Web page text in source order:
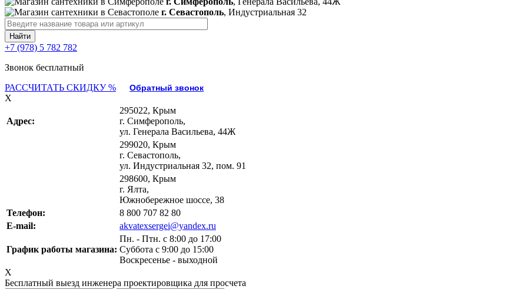
г. Севастополь, Индустриальная 32
+7 (978) 5 782 782
Звонок бесплатный
РАССЧИТАТЬ СКИДКУ %
Обратный звонок
X
Адрес:
295022, Крым
г. Симферополь,
ул. Генерала Васильева, 44Ж
299020, Крым
г. Севастополь,
ул. Индустриальная 32, пом. 91
298600, Крым
г. Ялта,
Южнобережное шоссе, 38
Телефон:
8 800 707 82 80
E-mail:
akvatexsergei@yandex.ru
График работы магазина:
Пн. - Птн. с 8:00 до 17:00
Суббота с 9:00 до 15:00
Воскресенье - выходной
X
Бесплатный выезд инженера проектировщика для просчета